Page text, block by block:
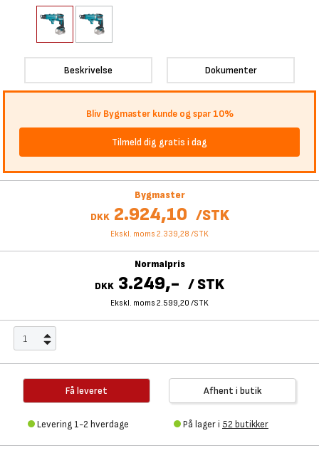
Beskrivelse Dokumenter
Bliv Bygmaster kunde og spar 10%
Tilmeld dig gratis i dag
Bygmaster
DKK 2.924,10 /STK
Ekskl. moms 2.339,28 /STK
Normalpris
DKK 3.249,- /STK
Ekskl. moms 2.599,20 /STK
Få leveret
Levering 1-2 hverdage
Afhent i butik
På lager i 52 butikker